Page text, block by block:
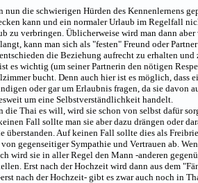
nun die schwierigen Hürden des Kennenlernens
kann und ein normaler Urlaub im Regelfall
zu verbringen. Üblicherweise wird man dann
kann man sich als "festen" Freund oder
die Beziehung aufrecht zu erhalten
es wichtig (um seiner Partnerin den nötigen
bucht. Denn auch hier ist es möglich,
oder gar um Erlaubnis fragen, da sie davon
um eine Selbstverständlichkeit handelt.
die Thai es will, wird sie schon von selbst dafür
Fall sollte man sie aber dazu drängen oder
überstanden. Auf keinen Fall sollte dies als
gegenseitiger Sympathie und Vertrauen ab.
wird sie in aller Regel den Mann -anderen
Erst nach der Hochzeit wird dann aus dem
nach der Hochzeit- gibt es zwar auch noch in